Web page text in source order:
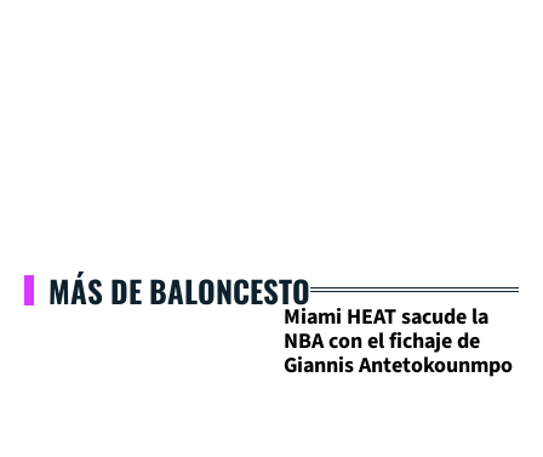
MÁS DE BALONCESTO
Miami HEAT sacude la
NBA con el fichaje de
Giannis Antetokounmpo